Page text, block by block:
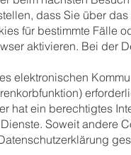
dass Sie über
für bestimmte Fälle
aktivieren. Bei der
elektronischen
hat ein berechtigtes
Soweit andere